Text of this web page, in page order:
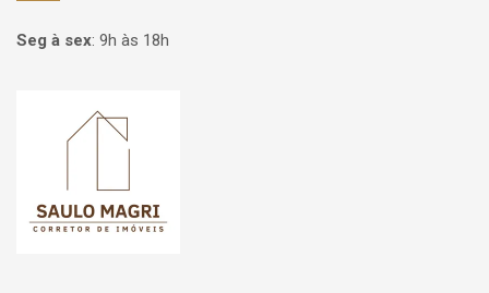
Seg à sex: 9h às 18h
Página inicial